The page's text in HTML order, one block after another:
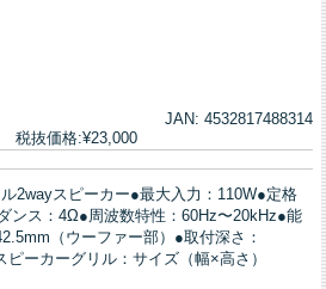
JAN: 4532817488314
税抜価格:¥23,000
2wayスピーカー●最大入力：110W●定格
ンス：4Ω●周波数特性：60Hz〜20kHz●能
（ウーファー部）●取付深さ：
ーカーグリル：サイズ（幅×高さ）